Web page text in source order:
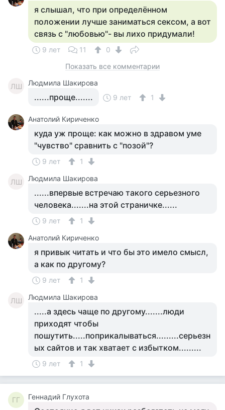
я слышал, что при определённом
положении лучше заниматься сексом, а вот
связь с "любовью"- вы лихо придумали!
9 лет 11
0
Показать все комментарии
ЛШ Людмила Шакирова
......проще....... 9 лет 1
Анатолий Кириченко
куда уж проще: как можно в здравом уме
"чувство" сравнить с "позой"?
9 лет 1
ЛШ Людмила Шакирова
......впервые встречаю такого серьезного
человека.......на этой страничке......
9 лет
1
Анатолий Кириченко
я привык читать и что бы это имело смысл,
а как по другому?
9 лет 1
ЛШ Людмила Шакирова
.....а здесь чаще по другому.......люди
приходят чтобы
пошутить.....поприкалываться.........серьезн
ых сайтов и так хватает с избытком.........
9 лет 1
ГГ Геннадий Глухота